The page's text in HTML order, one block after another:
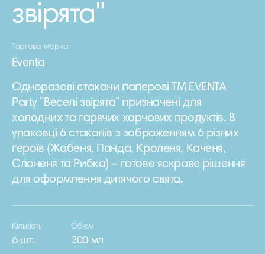
звірята"
Торгова марка
Eventa
Одноразові стакани паперові ТМ EVENTA
Party "Веселі звірята" призначені для
холодних та гарячих харчових продуктів. В
упаковці 6 стаканів з зображенням 6 різних
героїв (Жабеня, Панда, Кроленя, Каченя,
Слоненя та Рибка) – готове яскраве рішення
для оформлення дитячого свята.
Кількість
6 шт.
Об’єм
300 мл